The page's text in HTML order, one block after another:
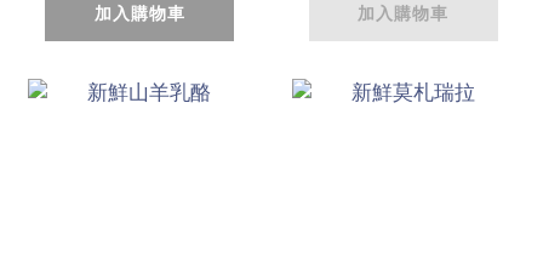
加入購物車 加入購物車